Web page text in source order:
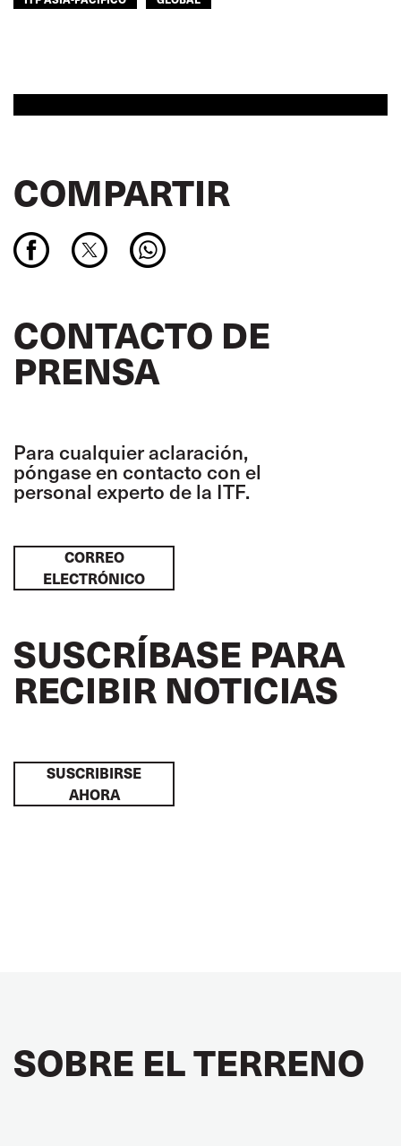
COMPARTIR
CONTACTO DE
PRENSA
Para cualquier aclaración,
póngase en contacto con el
personal experto de la ITF.
CORREO
ELECTRÓNICO
SUSCRÍBASE PARA
RECIBIR NOTICIAS
SUSCRIBIRSE
AHORA
SOBRE EL TERRENO